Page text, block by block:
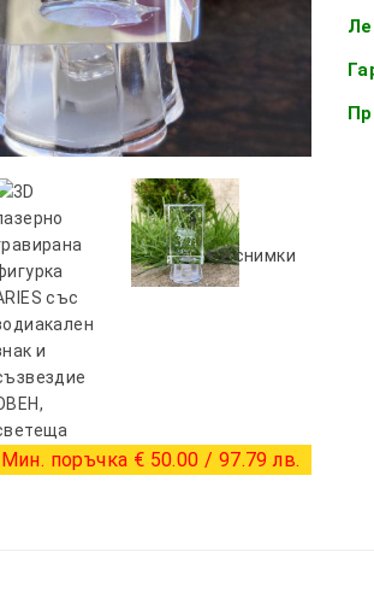
+ 2 снимки
поръчка € 50.00 / 97.79 лв.